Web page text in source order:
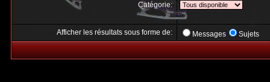
Catégorie:
Afficher les résultats sous forme de: Messages Sujets